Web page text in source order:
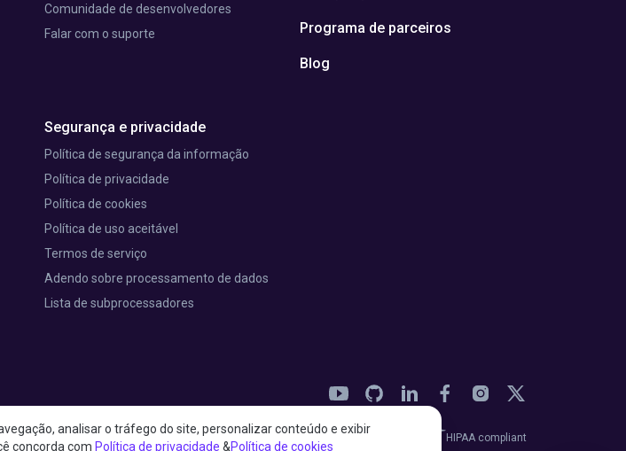
Comunidade de desenvolvedores
Falar com o suporte
Segurança e privacidade
Política de segurança da informação
Política de privacidade
Política de cookies
Política de uso aceitável
Termos de serviço
Adendo sobre processamento de dados
Lista de subprocessadores
Programa de parceiros
Blog
10001, Estados Unidos da América HIPAA compliant
analisar o tráfego do site, personalizar conteúdo e exibir
concorda com Política de privacidade &Política de cookies